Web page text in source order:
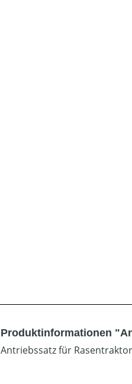
Produktinformationen
Antriebssatz für